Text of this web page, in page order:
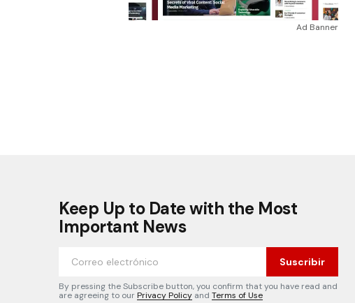
Ad Banner
Keep Up to Date with the Most
Important News
Suscribir
By pressing the Subscribe button, you confirm that you have read and
are agreeing to ourPrivacy Policy and Terms of Use